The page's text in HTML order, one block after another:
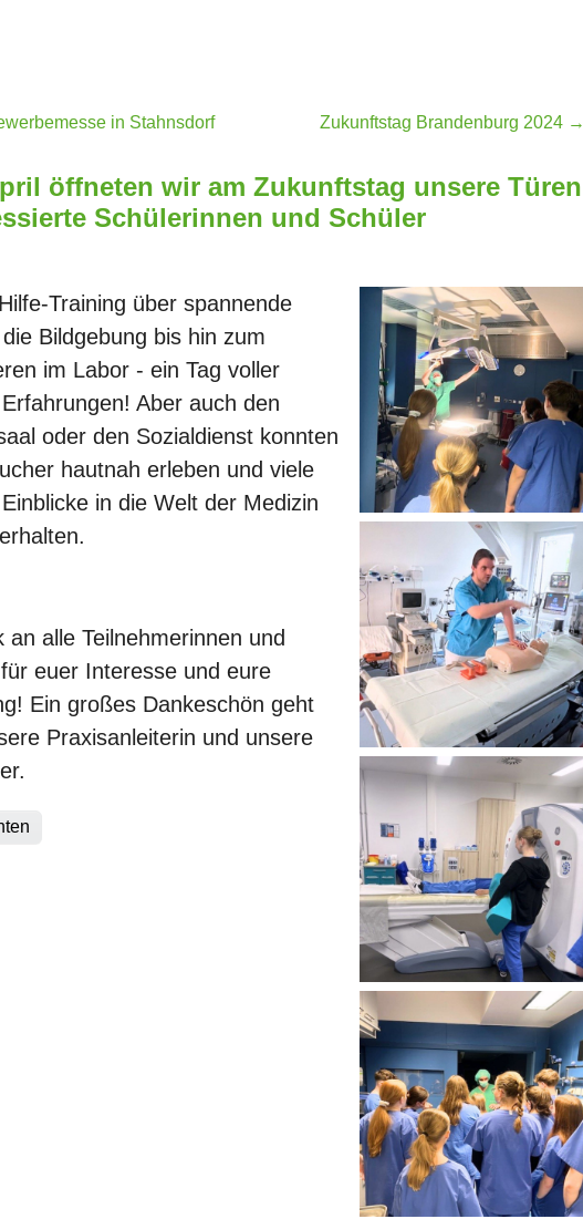
in Stahnsdorf Zukunftstag Brandenburg 2024 →
öffneten wir am Zukunftstag unsere Türen
Schülerinnen und Schüler
Training über spannende
Bildgebung bis hin zum
im Labor - ein Tag voller
Aber auch den
oder den Sozialdienst konnten
hautnah erleben und viele
in die Welt der Medizin
an alle Teilnehmerinnen und
euer Interesse und eure
Ein großes Dankeschön geht
Praxisanleiterin und unsere